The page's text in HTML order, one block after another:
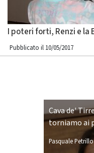
I poteri forti, Renzi e la
Pubblicato il 10/05/2017
Cava de'
torniamo ai
Pasquale Petrillo